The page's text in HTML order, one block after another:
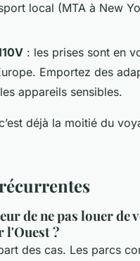
local (MTA à New
: les prises sont en
Emportez des
appareils sensibles.
déjà la moitié du
de ne pas louer de
l'Ouest ?
des cas. Les parcs